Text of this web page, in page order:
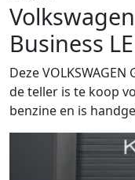
Business
Deze
de teller is te koop
benzine en is